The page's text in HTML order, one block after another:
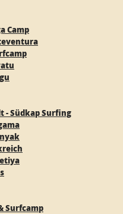
Camp
- Südkap Surfing
Surfcamp